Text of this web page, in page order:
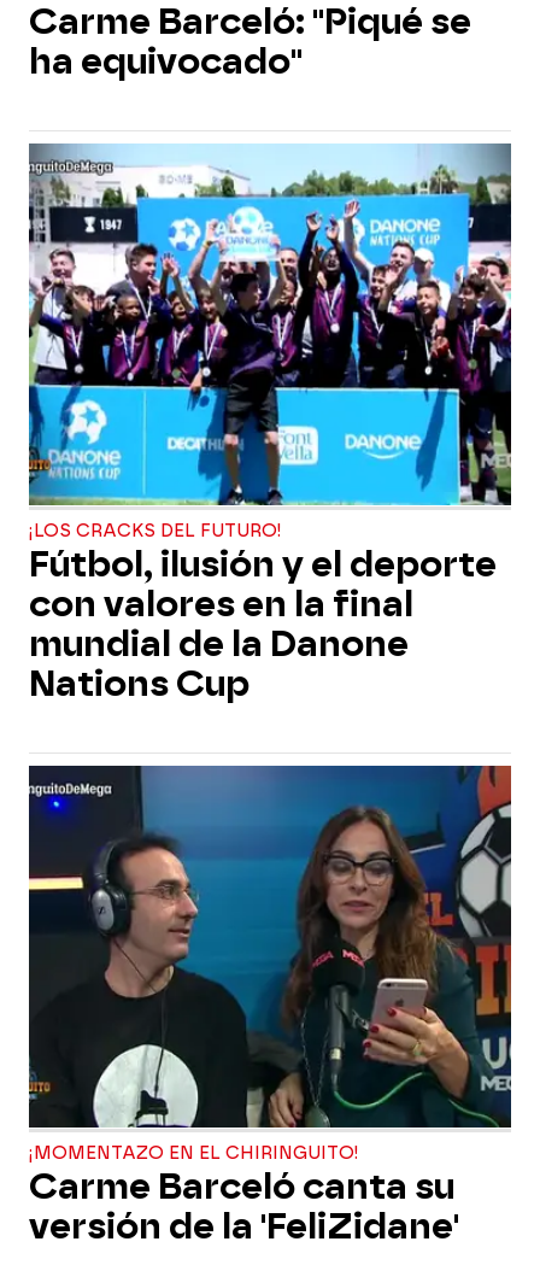
Carme Barceló: "Piqué se
ha equivocado"
¡LOS CRACKS DEL FUTURO!
Fútbol, ilusión y el deporte
con valores en la final
mundial de la Danone
Nations Cup
¡MOMENTAZO EN EL CHIRINGUITO!
Carme Barceló canta su
versión de la 'FeliZidane'